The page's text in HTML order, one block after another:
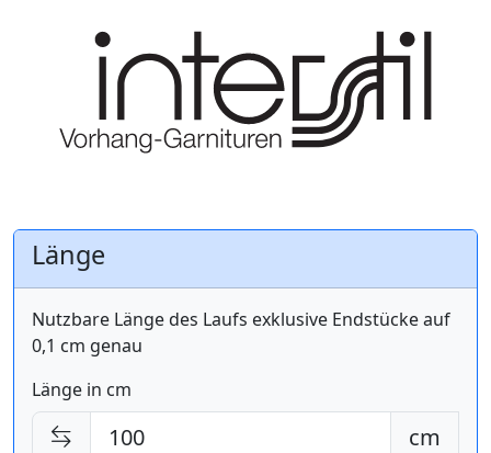
Länge
Nutzbare Länge des Laufs exklusive Endstücke auf
0,1 cm genau
Länge in cm
cm